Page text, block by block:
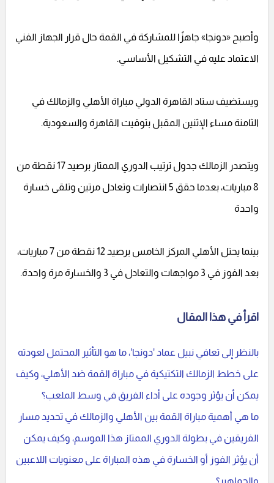
وأصبح «دونجا» جاهزًا للمشاركة في القمة حال قرار الجهاز الفني
الاعتماد عليه في التشكيل الأساسي.
ويستضيف ستاد القاهرة الدولي مباراة الأهلي والزمالك في
الثامنة مساء الإثنين المقبل بتوقيت القاهرة والسعودية.
ويتصدر الزمالك جدول ترتيب الدوري الممتاز برصيد 17 نقطة من
8 مباريات، بعدما حقق 5 انتصارات وتعادل مرتين وتلقى خسارة
واحدة
بينما يحتل الأهلي المركز الخامس برصيد 12 نقطة من 7 مباريات،
بعد الفوز في 3 مواجهات والتعادل في 3 والخسارة مرة واحدة.
اقرأ في هذا المقال
بالنظر إلى تعافي نبيل عماد 'دونجا'، ما هو التأثير المحتمل لعودته
على خطط الزمالك التكتيكية في مباراة القمة ضد الأهلي، وكيف
يمكن أن يؤثر وجوده على أداء الفريق في وسط الملعب؟
ما هي أهمية مباراة القمة بين الأهلي والزمالك في تحديد مسار
الفريقين في بطولة الدوري الممتاز هذا الموسم، وكيف يمكن
أن يؤثر الفوز أو الخسارة في هذه المباراة على معنويات اللاعبين
والجماهير؟